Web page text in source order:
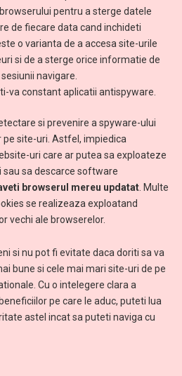
pentru a sterge datele
de fiecare data cand inchideti
o varianta de a accesa site-urile
si de a sterge orice informatie de
navigare.
va constant aplicatii antispyware.
si prevenire a spyware-ului
site-uri. Astfel, impiedica
uri care ar putea sa exploateze
sa descarce software
browserul mereu updatat. Multe
se realizeaza exploatand
vechi ale browserelor.
si nu pot fi evitate daca doriti sa va
bune si cele mai mari site-uri de pe
Cu o intelegere clara a
pe care le aduc, puteti lua
astel incat sa puteti naviga cu